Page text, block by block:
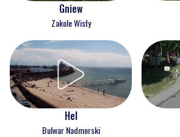
Gniew
Zakole Wisły
Hel
Bulwar Nadmorski